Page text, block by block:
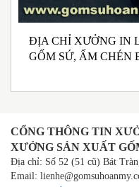
ĐỊA CHỈ XƯỞNG IN
GỐM SỨ, ẤM CHÉN
CỔNG THÔNG TIN
XƯỞNG SẢN XUẤT
Địa chỉ: Số 52 (51 cũ) Bát
Email: